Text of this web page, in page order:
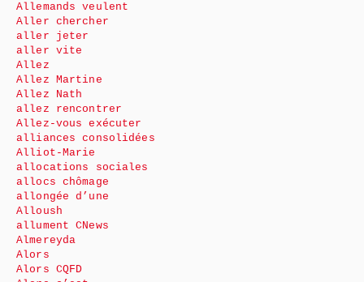
Allemands veulent
Aller chercher
aller jeter
aller vite
Allez
Allez Martine
Allez Nath
allez rencontrer
Allez-vous exécuter
alliances consolidées
Alliot-Marie
allocations sociales
allocs chômage
allongée d’une
Alloush
allument CNews
Almereyda
Alors
Alors CQFD